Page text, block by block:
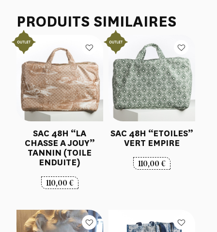
PRODUITS SIMILAIRES
SAC 48H “LA
CHASSE A JOUY”
TANNIN (TOILE
ENDUITE)
110,00€
SAC 48H “ETOILES”
VERT EMPIRE
110,00€